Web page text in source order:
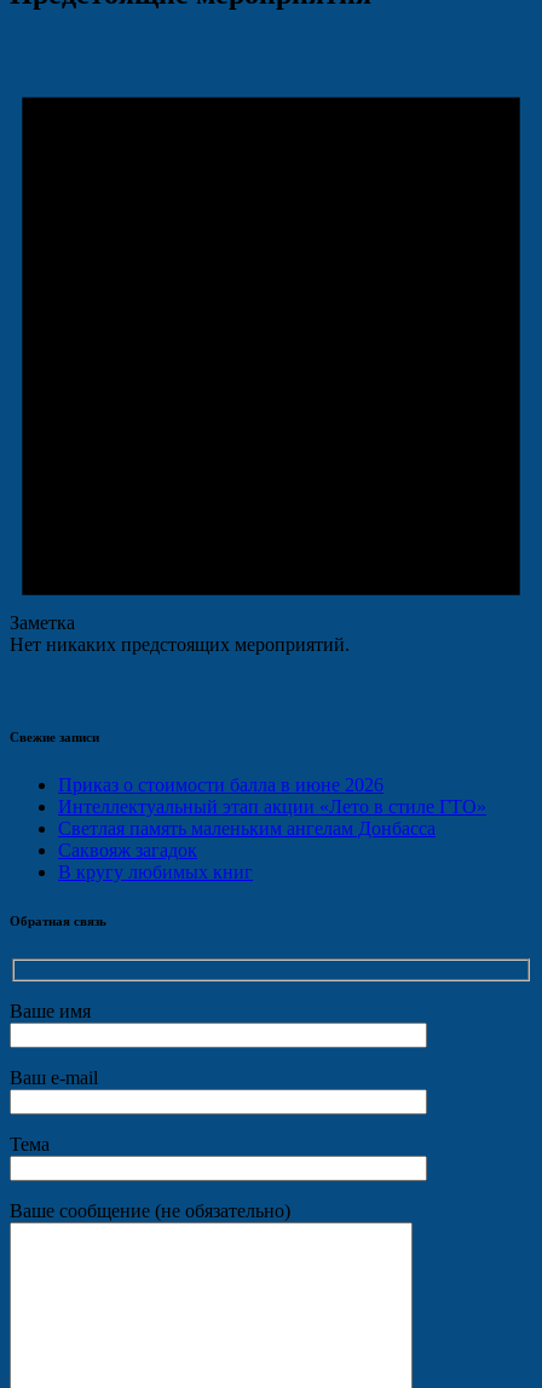
Заметка
Нет никаких предстоящих мероприятий.
Свежие записи
Приказ о стоимости балла в июне 2026
Интеллектуальный этап акции «Лето в стиле ГТО»
Светлая память маленьким ангелам Донбасса
Саквояж загадок
В кругу любимых книг
Обратная связь
Ваше имя
Ваш e-mail
Тема
Ваше сообщение (не обязательно)